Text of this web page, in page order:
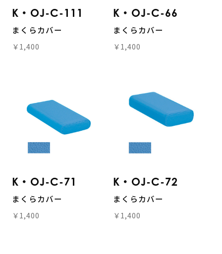
K・OJ-C-111
まくらカバー
￥1,400
K・OJ-C-66
まくらカバー
￥1,400
K・OJ-C-71
まくらカバー
￥1,400
K・OJ-C-72
まくらカバー
￥1,400